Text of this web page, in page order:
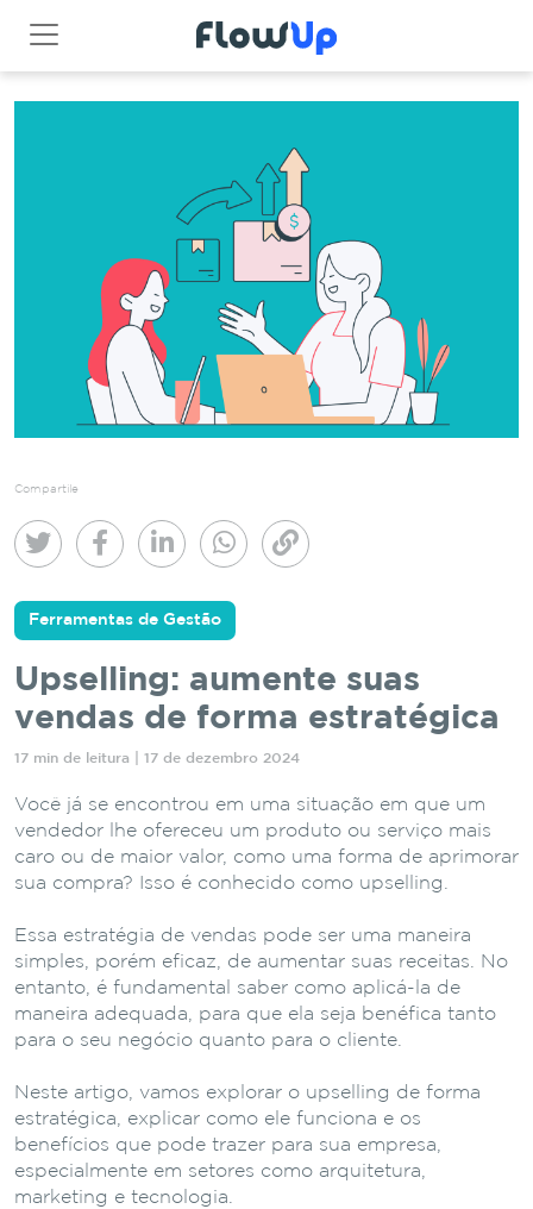
Compartile
Ferramentas de Gestão
Upselling: aumente suas
vendas de forma estratégica
17 min de leitura | 17 de dezembro 2024
Você já se encontrou em uma situação em que um
vendedor lhe ofereceu um produto ou serviço mais
caro ou de maior valor, como uma forma de aprimorar
sua compra? Isso é conhecido como upselling.
Essa estratégia de vendas pode ser uma maneira
simples, porém eficaz, de aumentar suas receitas. No
entanto, é fundamental saber como aplicá-la de
maneira adequada, para que ela seja benéfica tanto
para o seu negócio quanto para o cliente.
Neste artigo, vamos explorar o upselling de forma
estratégica, explicar como ele funciona e os
benefícios que pode trazer para sua empresa,
especialmente em setores como arquitetura,
marketing e tecnologia.